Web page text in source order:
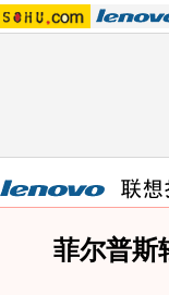
菲尔普斯